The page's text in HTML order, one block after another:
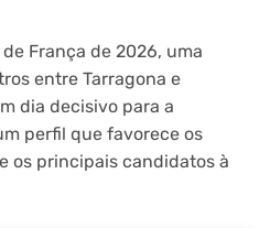
França de 2026, uma
entre Tarragona e
dia decisivo para a
perfil que favorece os
os principais candidatos à